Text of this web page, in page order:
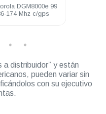
Radio móvil digital Motorola
Ch 40 Watts UHF 403-470
a distribuidor” y están
pueden variar sin
con su ejecutivo